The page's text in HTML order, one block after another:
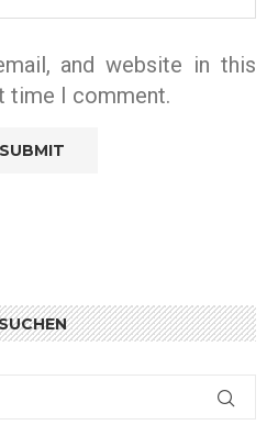
and website in this
time I comment.